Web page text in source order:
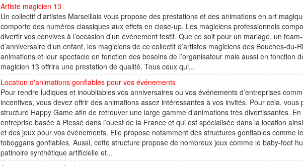
Artiste magicien 13
Un collectif d'artistes Marseillais vous propose des prestations et des animations en art
comporte des numéros classiques aux effets en close-up. Les magiciens professionnels
divertir vos convives à l’occasion d’un évènement festif. Que ce soit pour un mariage, un
d’anniversaire d’un enfant, les magiciens de ce collectif d’artistes magiciens des Bouches-
animations et leur spectacle en fonction des besoins de l’organisateur mais aussi en fonction
magicien 13 offrira une prestation de qualité. Tous ceux qui...
Location d'animations gonflables pour vos événements
Pour rendre ludiques et inoubliables vos anniversaires ou vos événements d’entreprises
incentives, vous devez offrir des animations assez intéressantes à vos invités. Pour cela,
structure Happy Game afin de retrouver une large gamme d’animations très divertissantes.
entreprise basée à Plessé dans l’ouest de la France et qui est spécialisée dans la location
et des jeux pour vos événements. Elle propose notamment des structures gonflables comme
toboggans gonflables. Aussi, cette structure propose de nombreux jeux comme le baby-foot
patinoire synthétique artificielle et...